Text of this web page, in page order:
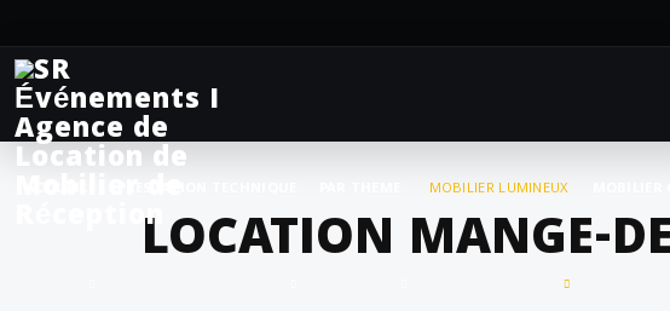
MOBILIER LUMINEUX
LOCATION MANGE-